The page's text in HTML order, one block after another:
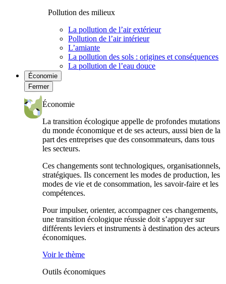
Pollution des milieux
La pollution de l’air extérieur
Pollution de l’air intérieur
L’amiante
La pollution des sols : origines et conséquences
La pollution de l’eau douce
Économie
Fermer
Économie
La transition écologique appelle de profondes mutations
du monde économique et de ses acteurs, aussi bien de la
part des entreprises que des consommateurs, dans tous
les secteurs.
Ces changements sont technologiques, organisationnels,
stratégiques. Ils concernent les modes de production, les
modes de vie et de consommation, les savoir-faire et les
compétences.
Pour impulser, orienter, accompagner ces changements,
une transition écologique réussie doit s’appuyer sur
différents leviers et instruments à destination des acteurs
économiques.
Voir le thème
Outils économiques